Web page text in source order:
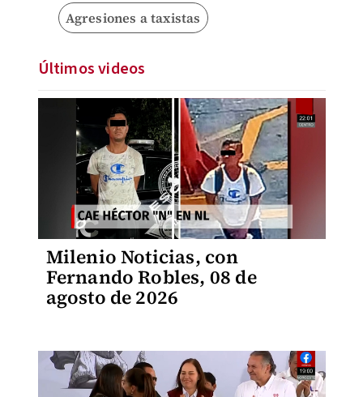
Agresiones a taxistas
Últimos videos
Milenio Noticias, con
Fernando Robles, 08 de
agosto de 2026